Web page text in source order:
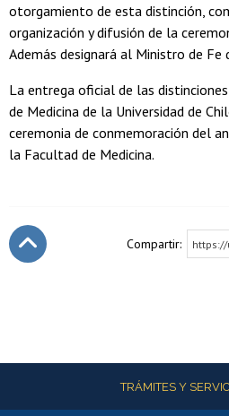
otorgamiento de esta distinción,
organización y difusión de la
Además designará al Ministro de Fe
La entrega oficial de las
de Medicina de la Universidad de
ceremonia de conmemoración del
la Facultad de Medicina.
Compartir:
Más informaciónTRÁMITES Y